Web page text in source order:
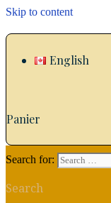
Skip to content
English
Panier
Search for:
Search